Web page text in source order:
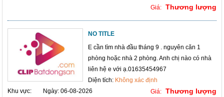
Giá: Thương lượng
NO TITLE
E cần tìm nhà đầu tháng 9 . nguyên căn 1
phòng hoặc nhà 2 phòng. Anh chị nào có nhà
liên hệ e với ạ.01635454967
Diện tích: Không xác định
Khu vực:
Ngày: 06-08-2026 Giá: Thương lượng